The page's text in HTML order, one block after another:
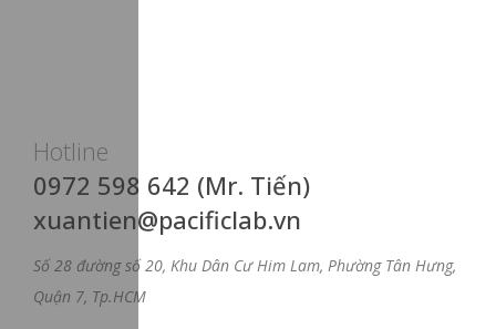
Hotline
0972 598 642 (Mr. Tiến)
xuantien@pacificlab.vn
Số 28 đường số 20, Khu Dân Cư Him Lam, Phường Tân Hưng,
Quận 7, Tp.HCM